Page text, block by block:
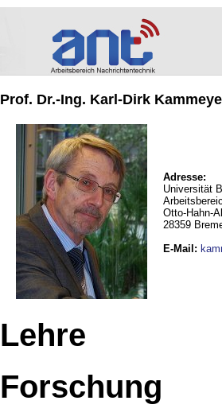
Prof. Dr.-Ing. Karl-Dirk
Adresse:
Universität
Otto-Hahn-
28359
E-Mail :
Lehre
Forschung